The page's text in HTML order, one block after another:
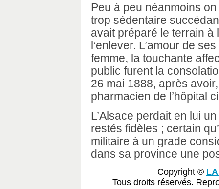
Peu à peu néanmoins
trop sédentaire
avait préparé le terrain à
l’enlever. L’amour de
femme, la touchante
public furent la
26 mai 1888, après
pharmacien de l’hôpital
L’Alsace perdait en lui
restés fidèles ; certain
militaire à un grade
dans sa province une
Copyright ©
Tous droits réservés.